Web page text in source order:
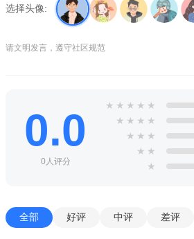
选择头像:
请文明发言，遵守社区规范
0.0
0人评分
★ ★ ★ ★ ★
★ ★ ★ ★
★ ★ ★
★ ★
★
全部 好评 中评 差评